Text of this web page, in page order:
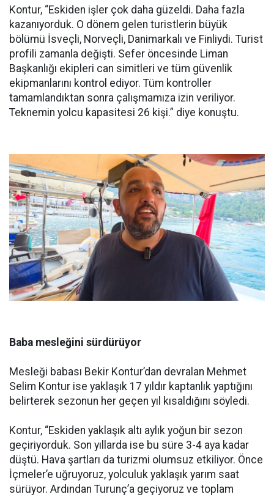
Kontur, “Eskiden işler çok daha güzeldi. Daha fazla
kazanıyorduk. O dönem gelen turistlerin büyük
bölümü İsveçli, Norveçli, Danimarkalı ve Finliydi. Turist
profili zamanla değişti. Sefer öncesinde Liman
Başkanlığı ekipleri can simitleri ve tüm güvenlik
ekipmanlarını kontrol ediyor. Tüm kontroller
tamamlandıktan sonra çalışmamıza izin veriliyor.
Teknemin yolcu kapasitesi 26 kişi.” diye konuştu.
Baba mesleğini sürdürüyor
Mesleği babası Bekir Kontur’dan devralan Mehmet
Selim Kontur ise yaklaşık 17 yıldır kaptanlık yaptığını
belirterek sezonun her geçen yıl kısaldığını söyledi.
Kontur, “Eskiden yaklaşık altı aylık yoğun bir sezon
geçiriyorduk. Son yıllarda ise bu süre 3-4 aya kadar
düştü. Hava şartları da turizmi olumsuz etkiliyor. Önce
İçmeler’e uğruyoruz, yolculuk yaklaşık yarım saat
sürüyor. Ardından Turunç’a geçiyoruz ve toplam